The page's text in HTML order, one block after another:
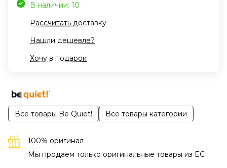
В наличии: 10
Рассчитать доставку
Нашли дешевле?
Хочу в подарок
Все товары Be Quiet! Все товары категории
100% оригинал
Мы продаем только оригинальные товары из EC